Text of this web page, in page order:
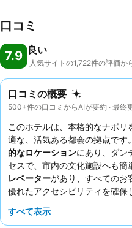
口コミ
7.9 良い
人気サイトの1,722件の評価か
口コミの概要
500+件の口コミからAIが要約 · 最終
このホテルは、本格的なナポリ
適な、活気ある都会の拠点です
的なロケーションにあり、ダン
セスで、市内の文化施設へも簡
レベーターがあり、すべてのお
優れたアクセシビリティを確保
質の高いコーヒーが楽しめる朝
すべて表示